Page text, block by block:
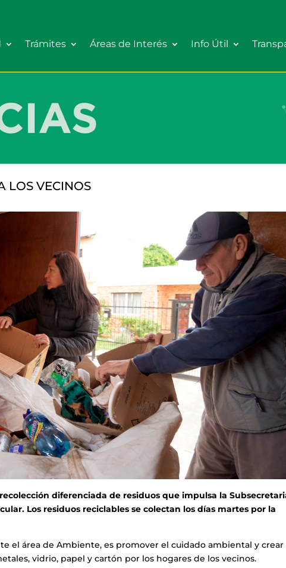
Trámites Áreas de Interés Info Útil
LOS VECINOS
diferenciada de residuos que impulsa la
Los residuos reciclables se colectan los días martes por la
el área de Ambiente, es promover el cuidado ambiental y crear
vidrio, papel y cartón por los hogares de los vecinos.